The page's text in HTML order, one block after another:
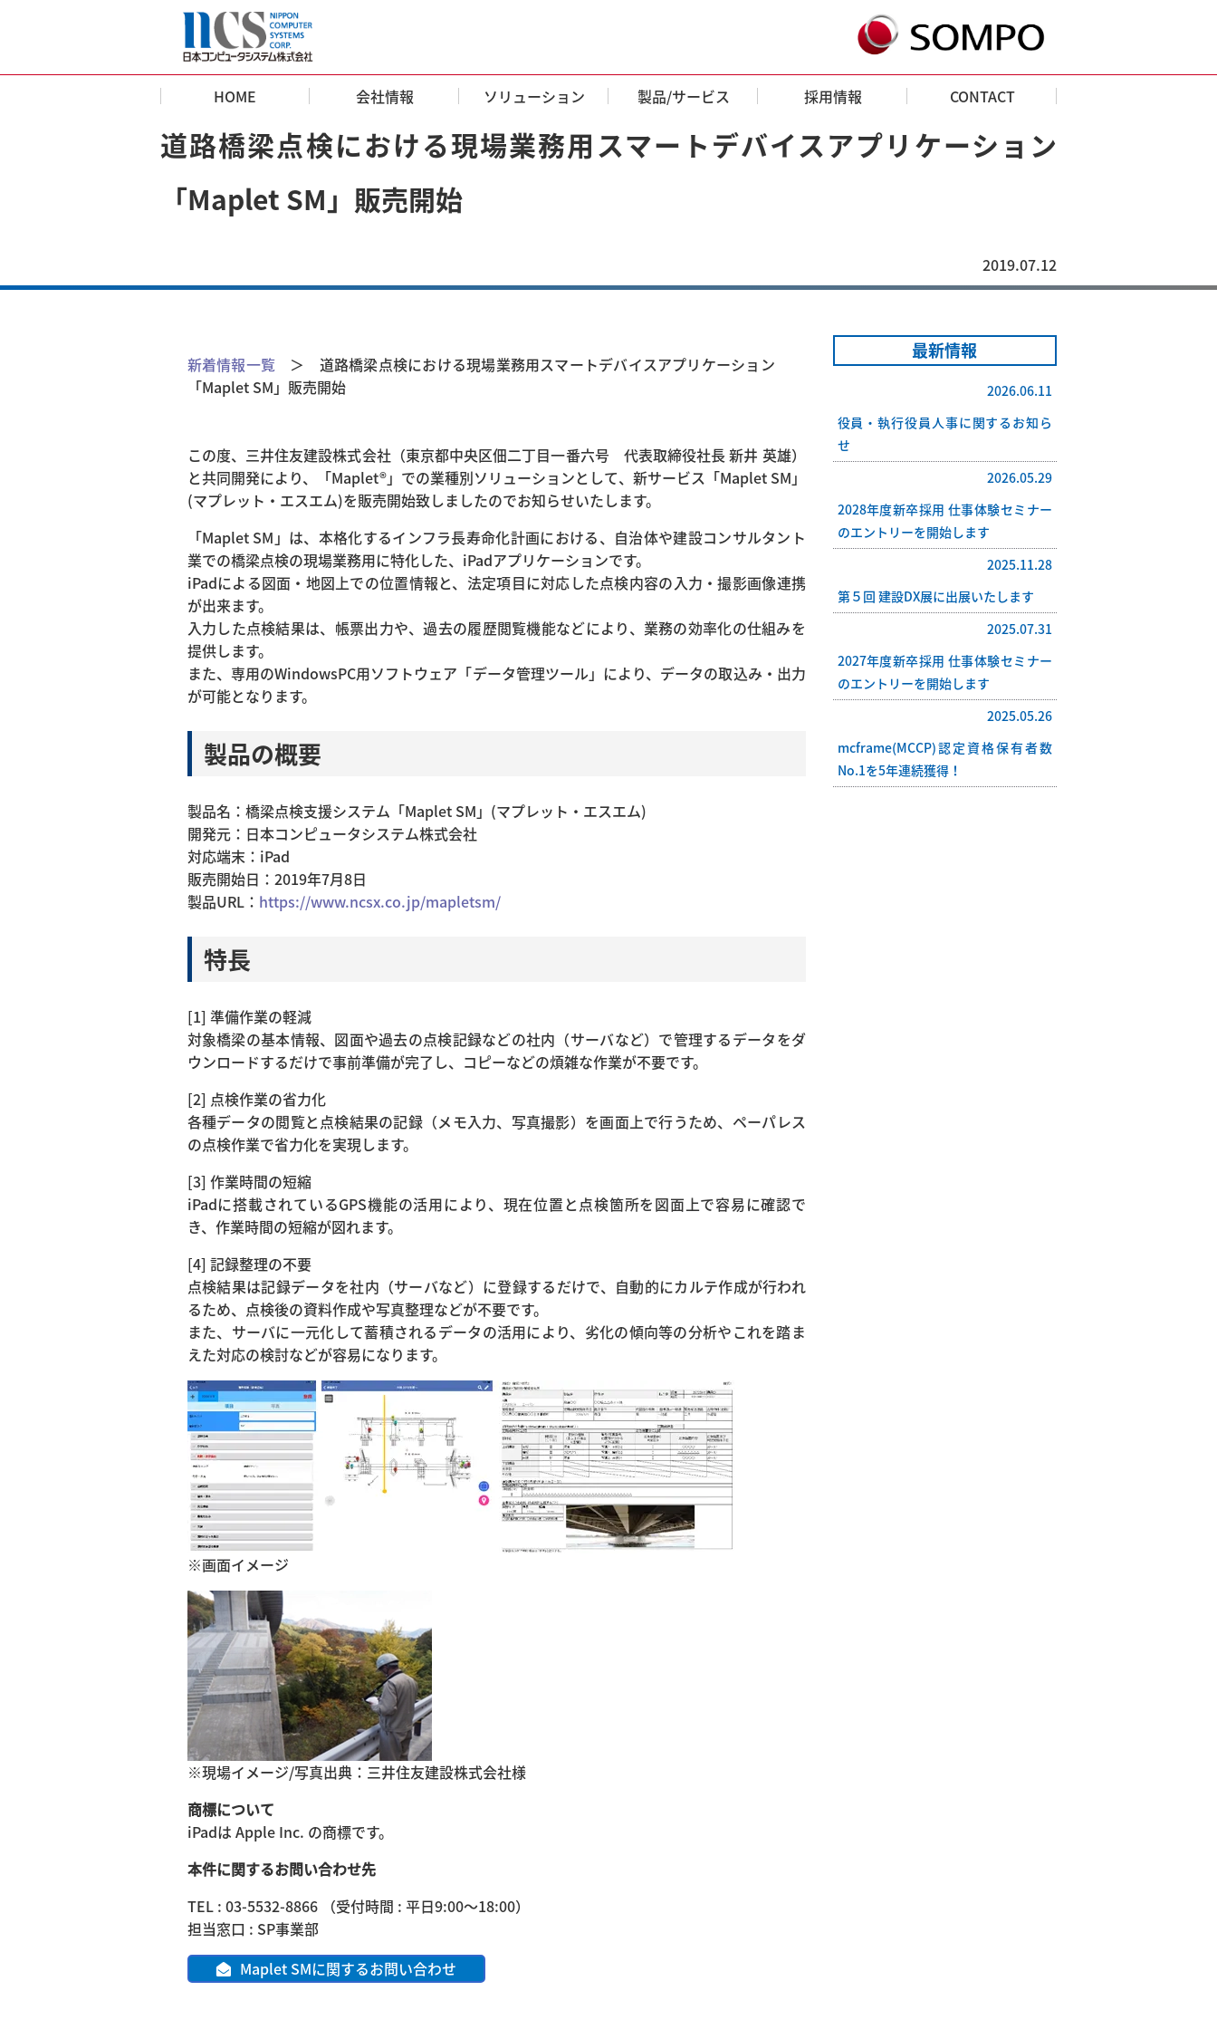
HOME 会社情報 ソリューション 製品/サービス 採用情報 CONTACT
道路橋梁点検における現場業務用スマートデバイスアプリケーション
「Maplet SM」販売開始
2019.07.12
新着情報一覧 ＞ 道路橋梁点検における現場業務用スマートデバイスアプリケーション
「Maplet SM」販売開始
この度、三井住友建設株式会社（東京都中央区佃二丁目一番六号 代表取締役社長 新井 英雄）
と共同開発により、「Maplet®」での業種別ソリューションとして、新サービス「Maplet SM」
(マプレット・エスエム)を販売開始致しましたのでお知らせいたします。
「Maplet SM」は、本格化するインフラ長寿命化計画における、自治体や建設コンサルタント
業での橋梁点検の現場業務用に特化した、iPadアプリケーションです。
iPadによる図面・地図上での位置情報と、法定項目に対応した点検内容の入力・撮影画像連携
が出来ます。
入力した点検結果は、帳票出力や、過去の履歴閲覧機能などにより、業務の効率化の仕組みを
提供します。
また、専用のWindowsPC用ソフトウェア「データ管理ツール」により、データの取込み・出力
が可能となります。
製品の概要
製品名：橋梁点検支援システム「Maplet SM」(マプレット・エスエム)
開発元：日本コンピュータシステム株式会社
対応端末：iPad
販売開始日：2019年7月8日
製品URL： https://www.ncsx.co.jp/mapletsm/
特長
[1] 準備作業の軽減
対象橋梁の基本情報、図面や過去の点検記録などの社内（サーバなど）で管理するデータをダ
ウンロードするだけで事前準備が完了し、コピーなどの煩雑な作業が不要です。
[2] 点検作業の省力化
各種データの閲覧と点検結果の記録（メモ入力、写真撮影）を画面上で行うため、ペーパレス
の点検作業で省力化を実現します。
[3] 作業時間の短縮
iPadに搭載されているGPS機能の活用により、現在位置と点検箇所を図面上で容易に確認で
き、作業時間の短縮が図れます。
[4] 記録整理の不要
点検結果は記録データを社内（サーバなど）に登録するだけで、自動的にカルテ作成が行われ
るため、点検後の資料作成や写真整理などが不要です。
また、サーバに一元化して蓄積されるデータの活用により、劣化の傾向等の分析やこれを踏ま
えた対応の検討などが容易になります。
※画面イメージ
※現場イメージ/写真出典：三井住友建設株式会社様
商標について
iPadは Apple Inc. の商標です。
本件に関するお問い合わせ先
TEL : 03-5532-8866 （受付時間 : 平日9:00～18:00）
担当窓口 : SP事業部
Maplet SMに関するお問い合わせ
最新情報
2026.06.11
役員・執行役員人事に関するお知ら
せ
2026.05.29
2028年度新卒採用 仕事体験セミナー
のエントリーを開始します
2025.11.28
第５回 建設DX展に出展いたします
2025.07.31
2027年度新卒採用 仕事体験セミナー
のエントリーを開始します
2025.05.26
mcframe(MCCP)認定資格保有者数
No.1を5年連続獲得！